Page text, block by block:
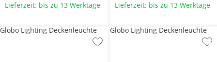
Lieferzeit: bis zu 13 Werktage Lieferzeit: bis zu 13 Werktage
Globo Lighting Deckenleuchte Globo Lighting Deckenleuchte